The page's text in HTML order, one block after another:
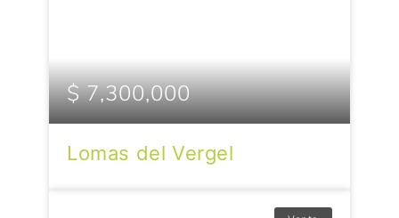
$ 7,300,000
Lomas del Vergel